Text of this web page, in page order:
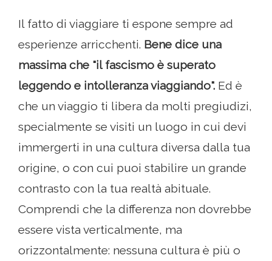
Il fatto di viaggiare ti espone sempre ad
esperienze arricchenti. Bene dice una
massima che "il fascismo è superato
leggendo e intolleranza viaggiando". Ed è
che un viaggio ti libera da molti pregiudizi,
specialmente se visiti un luogo in cui devi
immergerti in una cultura diversa dalla tua
origine, o con cui puoi stabilire un grande
contrasto con la tua realtà abituale.
Comprendi che la differenza non dovrebbe
essere vista verticalmente, ma
orizzontalmente: nessuna cultura è più o